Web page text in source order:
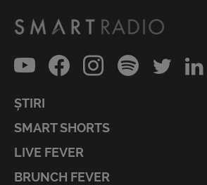
ȘTIRI
SMART SHORTS
LIVE FEVER
BRUNCH FEVER